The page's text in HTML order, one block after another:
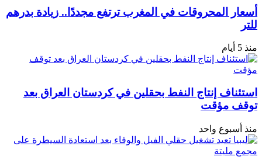
أسعار المحروقات في المغرب ترتفع مجددًا.. زيادة بدرهم
للتر
منذ 5 أيام
استئناف إنتاج النفط بحقلين في كردستان العراق بعد
توقف مؤقت
منذ أسبوع واحد